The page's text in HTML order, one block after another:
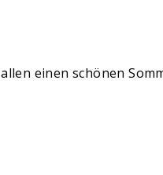
einen schönen